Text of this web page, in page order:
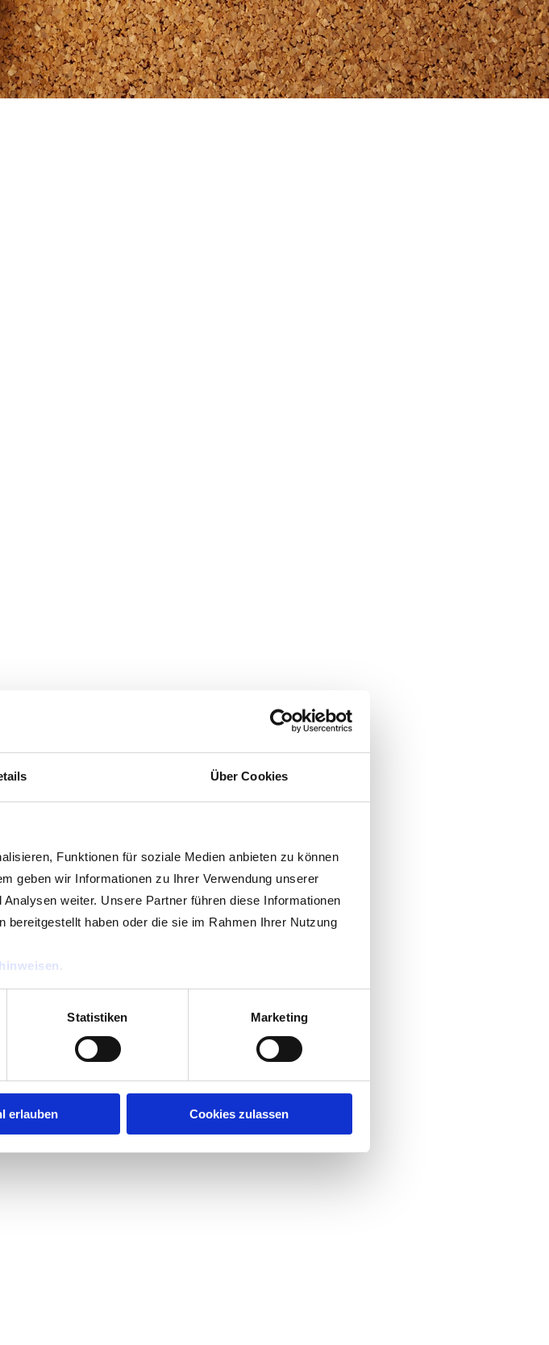
Über Cookies
Funktionen für soziale Medien anbieten zu können
geben wir Informationen zu Ihrer Verwendung unserer
weiter. Unsere Partner führen diese Informationen
haben oder die sie im Rahmen Ihrer Nutzung
.
Statistiken Marketing
erlauben Cookies zulassen